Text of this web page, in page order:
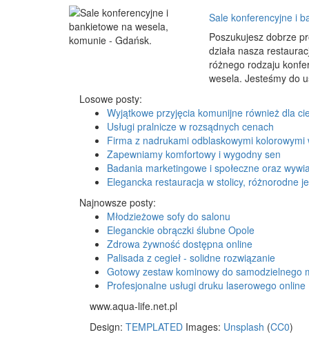
Sale konferencyjne i
Poszukujesz dobrze
działa nasza
różnego rodzaju
wesela. Jesteśmy do
Losowe posty:
Wyjątkowe przyjęcia komunijne również dla
Usługi pralnicze w rozsądnych cenach
Firma z nadrukami odblaskowymi kolorowymi
Zapewniamy komfortowy i wygodny sen
Badania marketingowe i społeczne oraz
Elegancka restauracja w stolicy, różnorodne
Najnowsze posty:
Młodzieżowe sofy do salonu
Eleganckie obrączki ślubne Opole
Zdrowa żywność dostępna online
Palisada z cegieł - solidne rozwiązanie
Gotowy zestaw kominowy do samodzielnego
Profesjonalne usługi druku laserowego online
www.aqua-life.net.pl
Design: TEMPLATED Images: Unsplash (CC0)